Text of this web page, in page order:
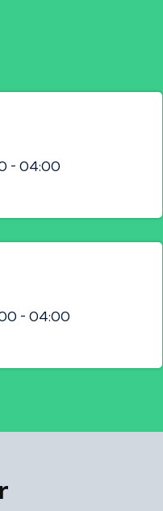
- 04:00
- 04:00